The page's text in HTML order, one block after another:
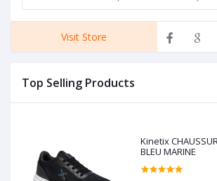
Visit Store
Top Selling Products
Kinetix
BLEU MARINE